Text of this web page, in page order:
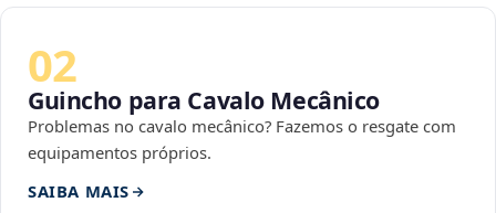
02
Guincho para Cavalo Mecânico
Problemas no cavalo mecânico? Fazemos o resgate com
equipamentos próprios.
SAIBA MAIS